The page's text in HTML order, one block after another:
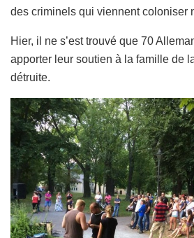
des criminels qui viennent coloniser
Hier, il ne s’est trouvé que 70
apporter leur soutien à la famille de
détruite.